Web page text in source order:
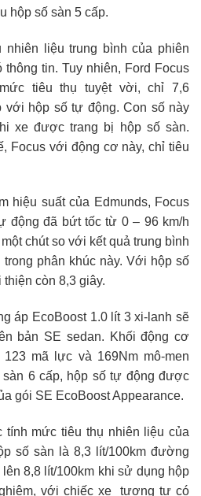
hộp số sàn 5 cấp.
nhiên liệu trung bình của phiên
tin. Tuy nhiên, Ford Focus
tiêu thụ tuyệt vời, chỉ 7,6
với hộp số tự động. Con số này
xe được trang bị hộp số sàn.
Focus với động cơ này, chỉ tiêu
hiệu suất của Edmunds, Focus
động đã bứt tốc từ 0 – 96 km/h
chút so với kết quả trung bình
phân khúc này. Với hộp số
còn 8,3 giây.
áp EcoBoost 1.0 lít 3 xi-lanh sẽ
bản SE sedan. Khối động cơ
mã lực và 169Nm mô-men
6 cấp, hộp số tự động được
gói SE EcoBoost Appearance.
tính mức tiêu thụ nhiên liệu của
số sàn là 8,3 lít/100km đường
8,8 lít/100km khi sử dụng hộp
với chiếc xe tương tự có